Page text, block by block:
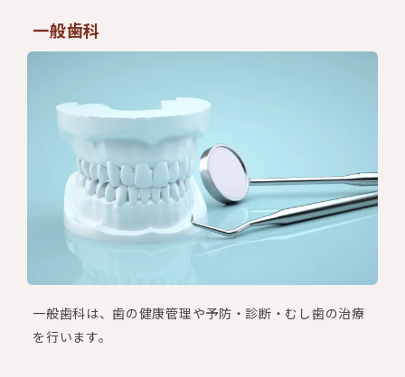
一般歯科
一般歯科は、歯の健康管理や予防・診断・むし歯の治療
を行います。